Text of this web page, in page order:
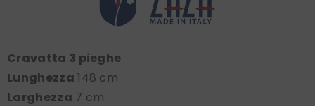
Cravatta 3 pieghe
Lunghezza 148 cm
Larghezza 7 cm